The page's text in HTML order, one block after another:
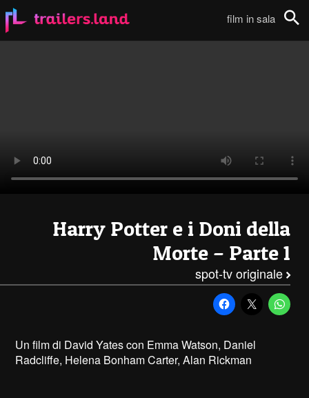
film in sala
Harry Potter e i Doni della
Morte – Parte 1
spot-tv originale
Un film di David Yates con Emma Watson, Daniel
Radcliffe, Helena Bonham Carter, Alan Rickman